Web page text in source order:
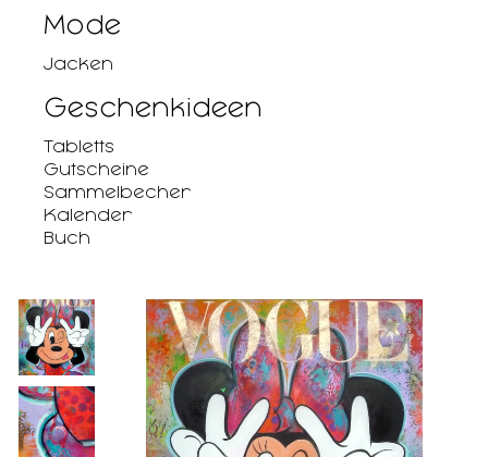
Mode
Jacken
Geschenkideen
Tabletts
Gutscheine
Sammelbecher
Kalender
Buch